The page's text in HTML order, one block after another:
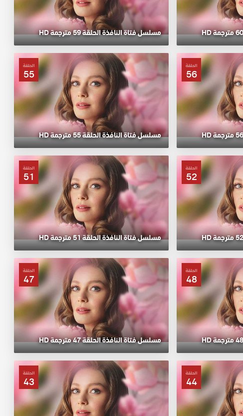
مسلسل فتاة النافذة الحلقة 59 مترجمة HD
الحلقة
56
الحلقة
55
مسلسل فتاة النافذة الحلقة 55 مترجمة HD
الحلقة
52
الحلقة
51
مسلسل فتاة النافذة الحلقة 51 مترجمة HD
الحلقة
48
الحلقة
47
مسلسل فتاة النافذة الحلقة 47 مترجمة HD
الحلقة
44
الحلقة
43